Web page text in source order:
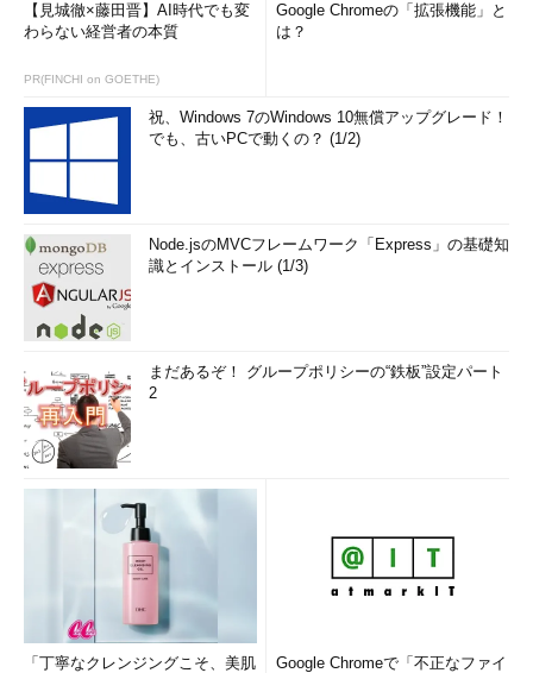
【見城徹×藤田晋】AI時代でも変
わらない経営者の本質
PR(FINCHI on GOETHE)
Google Chromeの「拡張機能」と
は？
祝、Windows 7のWindows 10無償アップグレード！
でも、古いPCで動くの？ (1/2)
Node.jsのMVCフレームワーク「Express」の基礎知
識とインストール (1/3)
まだあるぞ！ グループポリシーの“鉄板”設定パート
2
「丁寧なクレンジングこそ、美肌
Google Chromeで「不正なファイ